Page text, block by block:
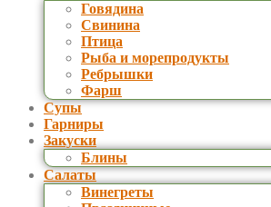
Говядина
Свинина
Птица
Рыба и морепродукты
Ребрышки
Фарш
Супы
Гарниры
Закуски
Блины
Салаты
Винегреты